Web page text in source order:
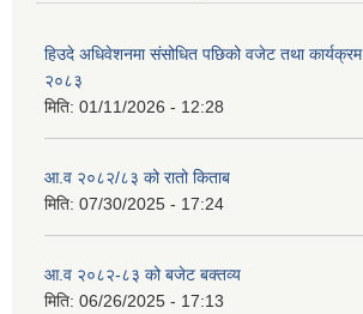
हिउदे अधिवेशनमा संसोधित पछिको वजेट तथा कार्यक्रम
२०८३
मिति: 01/11/2026 - 12:28
आ.व २०८२/८३ को रातो किताब
मिति: 07/30/2025 - 17:24
आ.व २०८२-८३ को बजेट बक्तव्य
मिति: 06/26/2025 - 17:13